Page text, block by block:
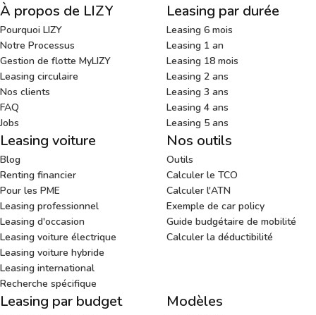
À propos de LIZY
Pourquoi LIZY
Notre Processus
Gestion de flotte MyLIZY
Leasing circulaire
Nos clients
FAQ
Jobs
Leasing par durée
Leasing 6 mois
Leasing 1 an
Leasing 18 mois
Leasing 2 ans
Leasing 3 ans
Leasing 4 ans
Leasing 5 ans
Leasing voiture
Blog
Renting financier
Pour les PME
Leasing professionnel
Leasing d'occasion
Leasing voiture électrique
Leasing voiture hybride
Leasing international
Recherche spécifique
Nos outils
Outils
Calculer le TCO
Calculer l'ATN
Exemple de car policy
Guide budgétaire de mobilité
Calculer la déductibilité
Leasing par budget Modèles